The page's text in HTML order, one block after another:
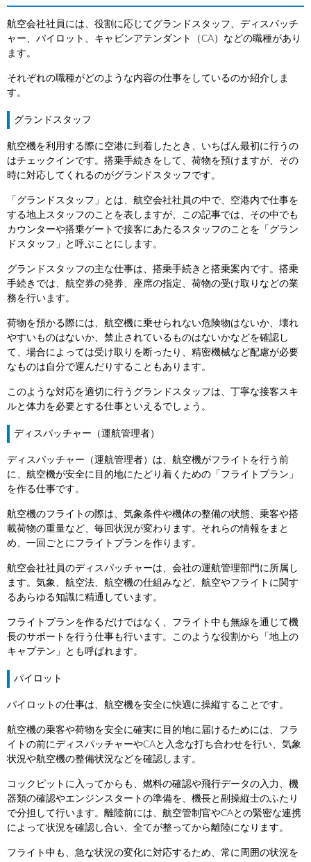
航空会社社員には、役割に応じてグランドスタッフ、ディスパッチ
ャー、パイロット、キャビンアテンダント（CA）などの職種があり
ます。
それぞれの職種がどのような内容の仕事をしているのか紹介しま
す。
グランドスタッフ
航空機を利用する際に空港に到着したとき、いちばん最初に行うの
はチェックインです。搭乗手続きをして、荷物を預けますが、その
時に対応してくれるのがグランドスタッフです。
「グランドスタッフ」とは、航空会社社員の中で、空港内で仕事を
する地上スタッフのことを表しますが、この記事では、その中でも
カウンターや搭乗ゲートで接客にあたるスタッフのことを「グラン
ドスタッフ」と呼ぶことにします。
グランドスタッフの主な仕事は、搭乗手続きと搭乗案内です。搭乗
手続きでは、航空券の発券、座席の指定、荷物の受け取りなどの業
務を行います。
荷物を預かる際には、航空機に乗せられない危険物はないか、壊れ
やすいものはないか、禁止されているものはないかなどを確認し
て、場合によっては受け取りを断ったり、精密機械など配慮が必要
なものは自分で運んだりすることもあります。
このような対応を適切に行うグランドスタッフは、丁寧な接客スキ
ルと体力を必要とする仕事といえるでしょう。
ディスパッチャー（運航管理者）
ディスパッチャー（運航管理者）は、航空機がフライトを行う前
に、航空機が安全に目的地にたどり着くための「フライトプラン」
を作る仕事です。
航空機のフライトの際は、気象条件や機体の整備の状態、乗客や搭
載荷物の重量など、毎回状況が変わります。それらの情報をまと
め、一回ごとにフライトプランを作ります。
航空会社社員のディスパッチャーは、会社の運航管理部門に所属し
ます。気象、航空法、航空機の仕組みなど、航空やフライトに関す
るあらゆる知識に精通しています。
フライトプランを作るだけではなく、フライト中も無線を通じて機
長のサポートを行う仕事も行います。このような役割から「地上の
キャプテン」とも呼ばれます。
パイロット
パイロットの仕事は、航空機を安全に快適に操縦することです。
航空機の乗客や荷物を安全に確実に目的地に届けるためには、フラ
イトの前にディスパッチャーやCAと入念な打ち合わせを行い、気象
状況や航空機の整備状況などを確認します。
コックピットに入ってからも、燃料の確認や飛行データの入力、機
器類の確認やエンジンスタートの準備を、機長と副操縦士のふたり
で分担して行います。離陸前には、航空管制官やCAとの緊密な連携
によって状況を確認し合い、全てが整ってから離陸になります。
フライト中も、急な状況の変化に対応するため、常に周囲の状況を